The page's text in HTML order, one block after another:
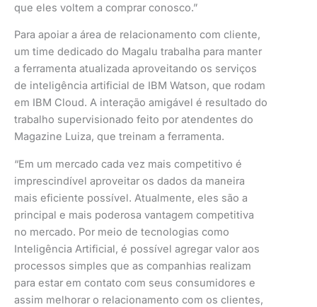
que eles voltem a comprar conosco.”
Para apoiar a área de relacionamento com cliente,
um time dedicado do Magalu trabalha para manter
a ferramenta atualizada aproveitando os serviços
de inteligência artificial de IBM Watson, que rodam
em IBM Cloud. A interação amigável é resultado do
trabalho supervisionado feito por atendentes do
Magazine Luiza, que treinam a ferramenta.
“Em um mercado cada vez mais competitivo é
imprescindível aproveitar os dados da maneira
mais eficiente possível. Atualmente, eles são a
principal e mais poderosa vantagem competitiva
no mercado. Por meio de tecnologias como
Inteligência Artificial, é possível agregar valor aos
processos simples que as companhias realizam
para estar em contato com seus consumidores e
assim melhorar o relacionamento com os clientes,